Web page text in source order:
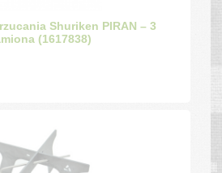
Shuriken PIRAN – 3
(1617838)